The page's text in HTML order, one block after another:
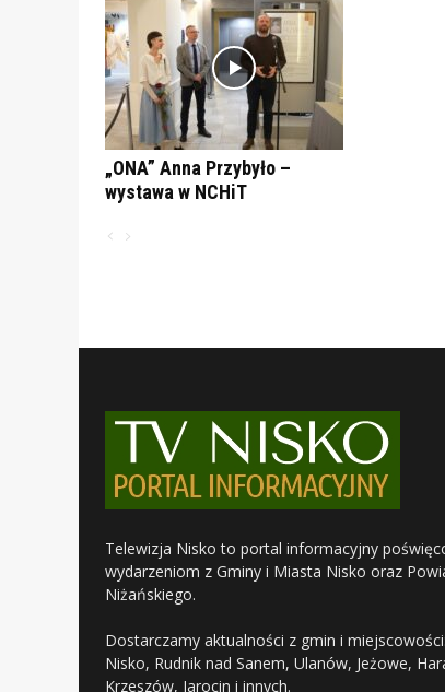
„ONA” Anna Przybyło –
wystawa w NCHiT
Telewizja Nisko to portal informacyjny
wydarzeniom z Gminy i Miasta Nisko oraz
Niżańskiego.
Dostarczamy aktualności z gmin i miejscowości:
Nisko, Rudnik nad Sanem, Ulanów, Jeżowe,
Krzeszów, Jarocin i innych.